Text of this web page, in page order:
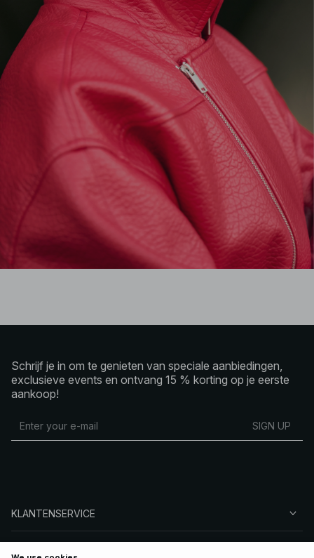
Schrijf je in om te genieten van speciale aanbiedingen,
exclusieve events en ontvang 15 % korting op je eerste
aankoop!
SIGN UP
KLANTENSERVICE